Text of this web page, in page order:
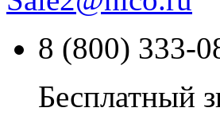
8 (800) 333-
Бесплатный